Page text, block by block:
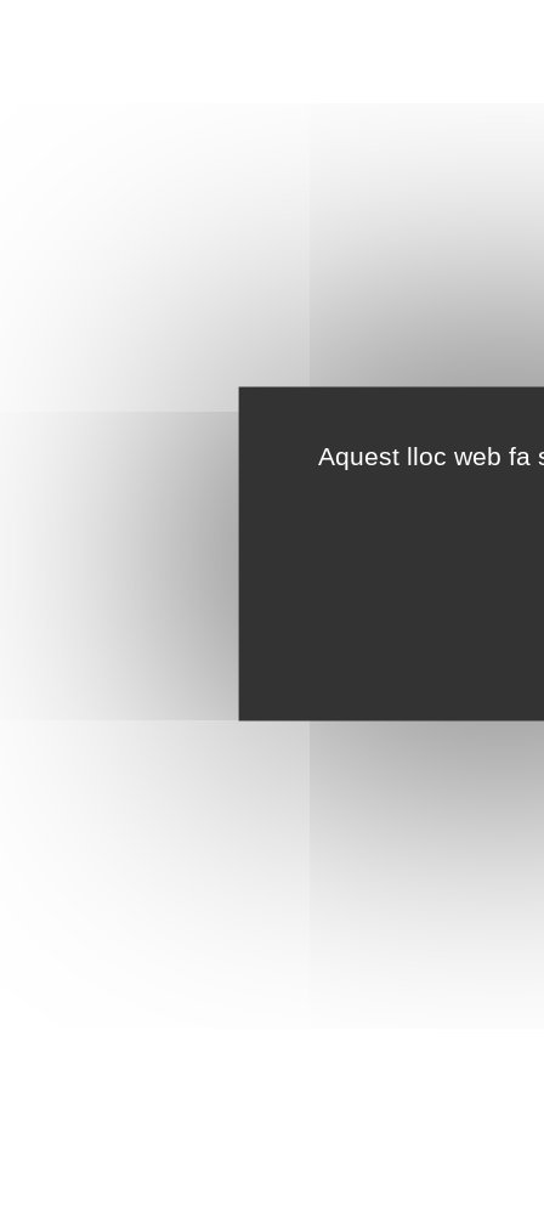
Aquest lloc web fa